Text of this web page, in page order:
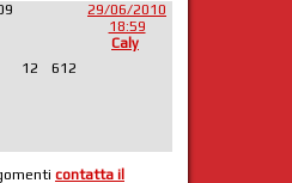
12 612
29/06/2010
18:59
Caly
contatta il